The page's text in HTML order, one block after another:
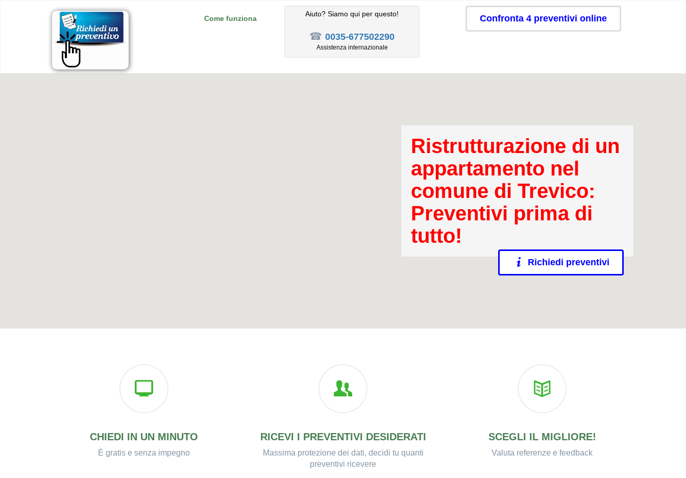
Come funziona
Aiuto? Siamo qui per questo!
☎ 0035-677502290
Assistenza internazionale
Confronta 4 preventivi online
Ristrutturazione di un
appartamento nel
comune di Trevico:
Preventivi prima di
tutto!
Richiedi preventivi
CHIEDI IN UN MINUTO
È gratis e senza impegno
RICEVI I PREVENTIVI DESIDERATI
Massima protezione dei dati, decidi tu quanti
preventivi ricevere
SCEGLI IL MIGLIORE!
Valuta referenze e feedback